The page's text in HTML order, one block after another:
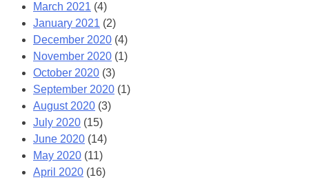
March 2021 (4)
January 2021 (2)
December 2020 (4)
November 2020 (1)
October 2020 (3)
September 2020 (1)
August 2020 (3)
July 2020 (15)
June 2020 (14)
May 2020 (11)
April 2020 (16)